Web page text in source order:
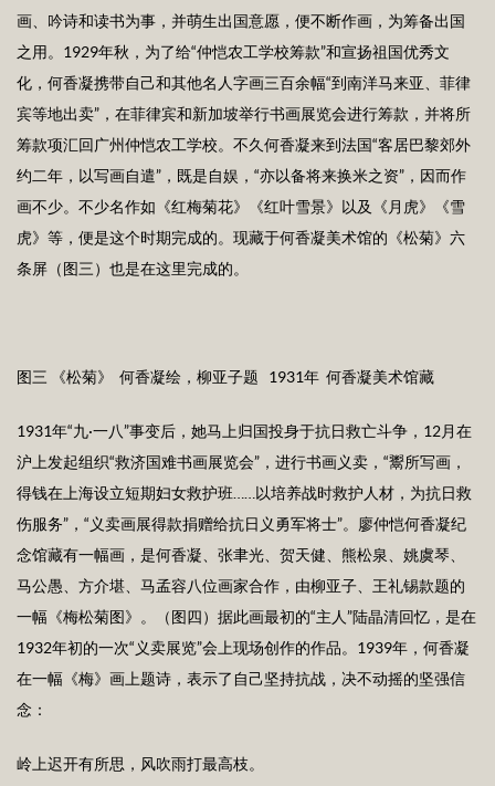
画、吟诗和读书为事，并萌生出国意愿，便不断作画，为筹备出国
之用。1929年秋，为了给“仲恺农工学校筹款”和宣扬祖国优秀文
化，何香凝携带自己和其他名人字画三百余幅“到南洋马来亚、菲律
宾等地出卖”，在菲律宾和新加坡举行书画展览会进行筹款，并将所
筹款项汇回广州仲恺农工学校。不久何香凝来到法国“客居巴黎郊外
约二年，以写画自遣”，既是自娱，“亦以备将来换米之资”，因而作
画不少。不少名作如《红梅菊花》《红叶雪景》以及《月虎》《雪
虎》等，便是这个时期完成的。现藏于何香凝美术馆的《松菊》六
条屏（图三）也是在这里完成的。
图三 《松菊》 何香凝绘，柳亚子题 1931年 何香凝美术馆藏
1931年“九·一八”事变后，她马上归国投身于抗日救亡斗争，12月在
沪上发起组织“救济国难书画展览会”，进行书画义卖，“鬻所写画，
得钱在上海设立短期妇女救护班……以培养战时救护人材，为抗日救
伤服务”，“义卖画展得款捐赠给抗日义勇军将士”。廖仲恺何香凝纪
念馆藏有一幅画，是何香凝、张聿光、贺天健、熊松泉、姚虞琴、
马公愚、方介堪、马孟容八位画家合作，由柳亚子、王礼锡款题的
一幅《梅松菊图》。（图四）据此画最初的“主人”陆晶清回忆，是在
1932年初的一次“义卖展览”会上现场创作的作品。1939年，何香凝
在一幅《梅》画上题诗，表示了自己坚持抗战，决不动摇的坚强信
念：
岭上迟开有所思，风吹雨打最高枝。